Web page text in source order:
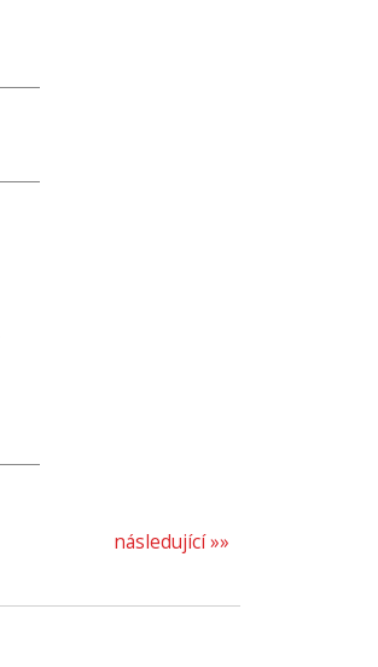
následující »»